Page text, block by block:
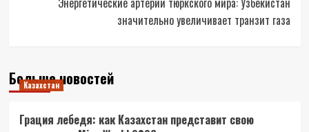
значительно увеличивает транзит газа
Больше новостей
Казахстан
Грация лебедя: как Казахстан представит свою